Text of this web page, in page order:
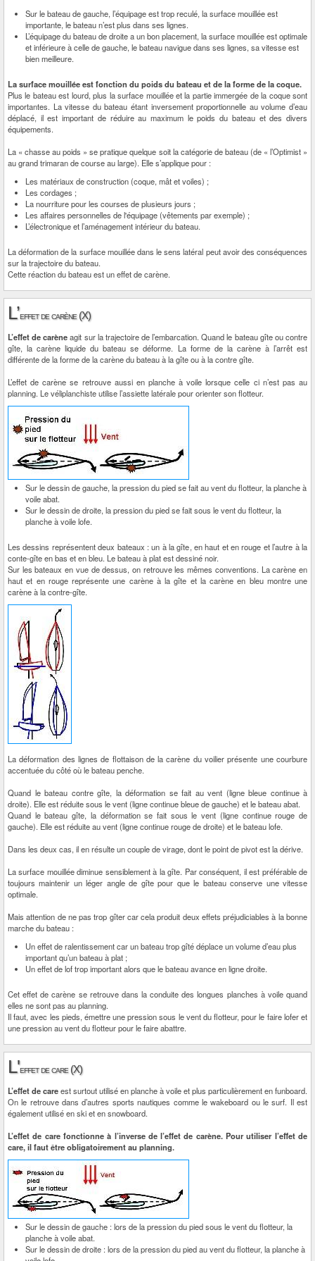
Sur le bateau de gauche, l’équipage est trop reculé, la surface mouillée est
importante, le bateau n’est plus dans ses lignes.
L’équipage du bateau de droite a un bon placement, la surface mouillée est optimale
et inférieure à celle de gauche, le bateau navigue dans ses lignes, sa vitesse est
bien meilleure.
La surface mouillée est fonction du poids du bateau et de la forme de la coque.
Plus le bateau est lourd, plus la surface mouillée et la partie immergée de la coque sont
importantes. La vitesse du bateau étant inversement proportionnelle au volume d’eau
déplacé, il est important de réduire au maximum le poids du bateau et des divers
équipements.
La « chasse au poids » se pratique quelque soit la catégorie de bateau (de « l’Optimist »
au grand trimaran de course au large). Elle s’applique pour :
Les matériaux de construction (coque, mât et voiles) ;
Les cordages ;
La nourriture pour les courses de plusieurs jours ;
Les affaires personnelles de l'équipage (vêtements par exemple) ;
L’électronique et l’aménagement intérieur du bateau.
La déformation de la surface mouillée dans le sens latéral peut avoir des conséquences
sur la trajectoire du bateau.
Cette réaction du bateau est un effet de carène.
L’effet de carène (X)
L’effet de carèneagit sur la trajectoire de l’embarcation. Quand le bateau gîte ou contre
gîte, la carène liquide du bateau se déforme. La forme de la carène à l’arrêt est
différente de la forme de la carène du bateau à la gîte ou à la contre gîte.
L’effet de carène se retrouve aussi en planche à voile lorsque celle ci n’est pas au
planning. Le véliplanchiste utilise l’assiette latérale pour orienter son flotteur.
Sur le dessin de gauche, la pression du pied se fait au vent du flotteur, la planche à
voile abat.
Sur le dessin de droite, la pression du pied se fait sous le vent du flotteur, la
planche à voile lofe.
Les dessins représentent deux bateaux : un à la gîte, en haut et en rouge et l’autre à la
conte-gîte en bas et en bleu. Le bateau à plat est dessiné noir.
Sur les bateaux en vue de dessus, on retrouve les mêmes conventions. La carène en
haut et en rouge représente une carène à la gîte et la carène en bleu montre une
carène à la contre-gîte.
La déformation des lignes de flottaison de la carène du voilier présente une courbure
accentuée du côté où le bateau penche.
Quand le bateau contre gîte, la déformation se fait au vent (ligne bleue continue à
droite). Elle est réduite sous le vent (ligne continue bleue de gauche) et le bateau abat.
Quand le bateau gîte, la déformation se fait sous le vent (ligne continue rouge de
gauche). Elle est réduite au vent (ligne continue rouge de droite) et le bateau lofe.
Dans les deux cas, il en résulte un couple de virage, dont le point de pivot est la dérive.
La surface mouillée diminue sensiblement à la gîte. Par conséquent, il est préférable de
toujours maintenir un léger angle de gîte pour que le bateau conserve une vitesse
optimale.
Mais attention de ne pas trop gîter car cela produit deux effets préjudiciables à la bonne
marche du bateau :
Un effet de ralentissement car un bateau trop gîté déplace un volume d’eau plus
important qu’un bateau à plat ;
Un effet de lof trop important alors que le bateau avance en ligne droite.
Cet effet de carène se retrouve dans la conduite des longues planches à voile quand
elles ne sont pas au planning.
Il faut, avec les pieds, émettre une pression sous le vent du flotteur, pour le faire lofer et
une pression au vent du flotteur pour le faire abattre.
L'effet de care (X)
L’effet de careest surtout utilisé en planche à voile et plus particulièrement en funboard.
On le retrouve dans d’autres sports nautiques comme le wakeboard ou le surf. Il est
également utilisé en ski et en snowboard.
L’effet de care fonctionne à l’inverse de l’effet de carène. Pour utiliser l’effet de
care, il faut être obligatoirement au planning.
Sur le dessin de gauche : lors de la pression du pied sous le vent du flotteur, la
planche à voile abat.
Sur le dessin de droite : lors de la pression du pied au vent du flotteur, la planche à